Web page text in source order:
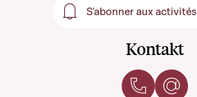
S'abonner aux
Kontakt
AnrufenPer